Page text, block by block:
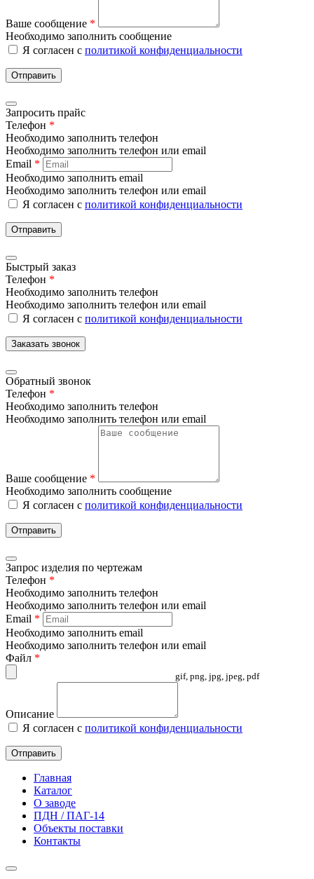
Ваше сообщение *
Необходимо заполнить сообщение
Я согласен с политикой конфиденциальности
Отправить
Запросить прайс
Телефон *
Необходимо заполнить телефон
Необходимо заполнить телефон или email
Email *
Необходимо заполнить email
Необходимо заполнить телефон или email
Я согласен с политикой конфиденциальности
Отправить
Быстрый заказ
Телефон *
Необходимо заполнить телефон
Необходимо заполнить телефон или email
Я согласен с политикой конфиденциальности
Заказать звонок
Обратный звонок
Телефон *
Необходимо заполнить телефон
Необходимо заполнить телефон или email
Ваше сообщение *
Необходимо заполнить сообщение
Я согласен с политикой конфиденциальности
Отправить
Запрос изделия по чертежам
Телефон *
Необходимо заполнить телефон
Необходимо заполнить телефон или email
Email *
Необходимо заполнить email
Необходимо заполнить телефон или email
Файл *
gif, png, jpg, jpeg, pdf
Описание
Я согласен с политикой конфиденциальности
Отправить
Главная
Каталог
О заводе
ПДН / ПАГ-14
Объекты поставки
Контакты